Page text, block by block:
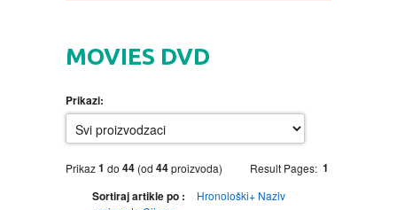
MOVIES DVD
MUSIC DVD
GADGETI
MTEL PREPAID SIM CARD
GIFT CODE
MOVIES DVD
Prikazi:
Result Pages: 1
Prikaz1 do 44 (od 44proizvoda)
Sortiraj artikle po : Hronološki+ Naziv